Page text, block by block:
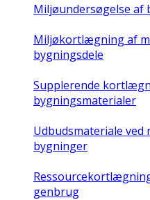
Miljøundersøgelse af
Miljøkortlægning af
bygningsdele
Supplerende
bygningsmaterialer
Udbudsmateriale
bygninger
genbrug